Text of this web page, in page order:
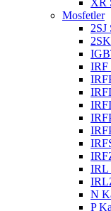
XR
Mosfetler
2SJ
IRF
IRL
N
P